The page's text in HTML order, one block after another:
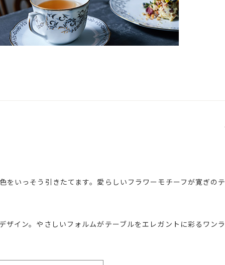
いっそう引きたてます。愛らしいフラワーモチーフが寛ぎのテ
イン。やさしいフォルムがテーブルをエレガントに彩るワンラ